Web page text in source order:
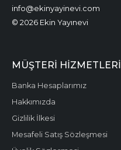
info@ekinyayinevi.com
© 2026 Ekin Yayınevi
MÜŞTERI HIZMETLERI
Banka Hesaplarımız
Hakkımızda
Gizlilik İlkesi
Mesafeli Satış Sözleşmesi